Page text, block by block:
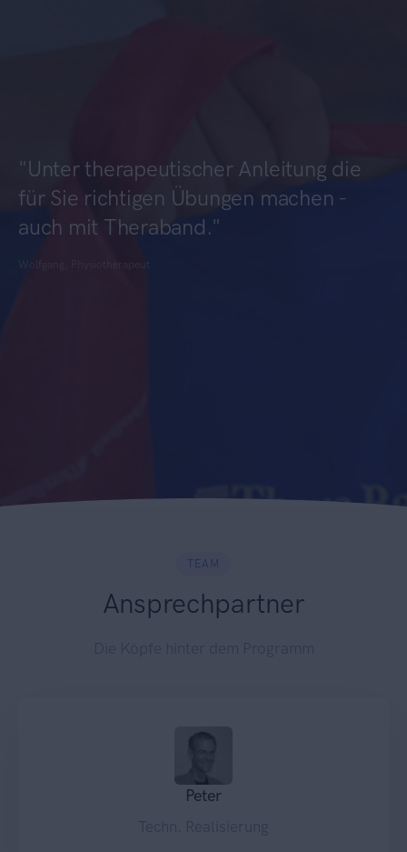
"Unter therapeutischer Anleitung die
für Sie richtigen Übungen machen -
auch mit Theraband."
TEAM
Ansprechpartner
Peter
Techn. Realisierung